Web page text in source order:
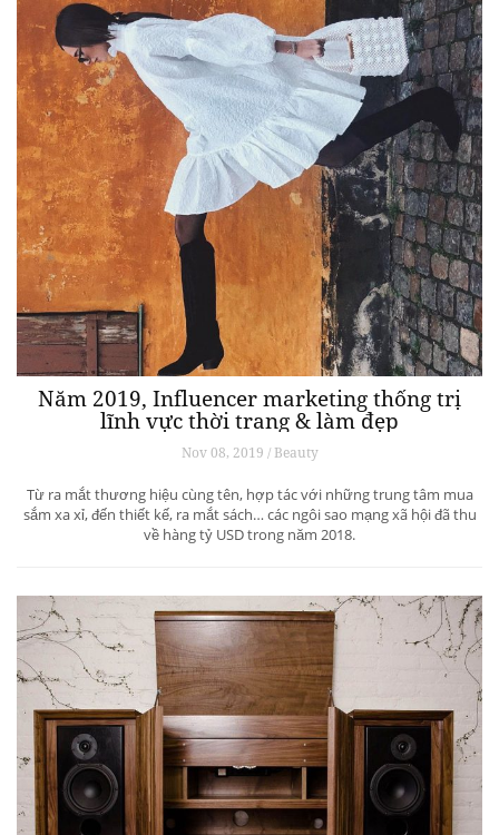
Năm 2019, Influencer marketing thống trị
lĩnh vực thời trang & làm đẹp
Nov 08, 2019 / Beauty
Từ ra mắt thương hiệu cùng tên, hợp tác với những trung tâm mua
sắm xa xỉ, đến thiết kế, ra mắt sách… các ngôi sao mạng xã hội đã thu
về hàng tỷ USD trong năm 2018.